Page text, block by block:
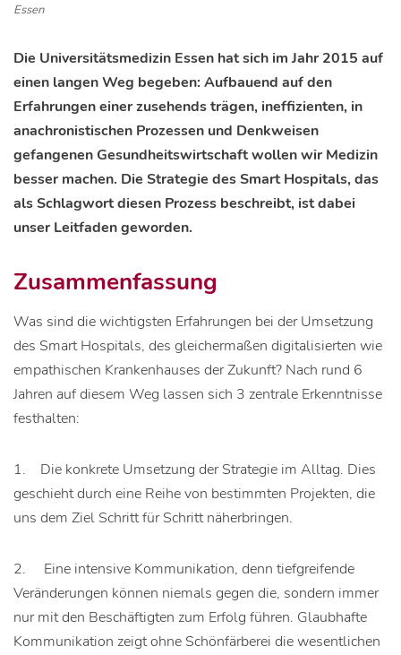
Essen
Die Universitätsmedizin Essen hat sich im Jahr 2015 auf
einen langen Weg begeben: Aufbauend auf den
Erfahrungen einer zusehends trägen, ineffizienten, in
anachronistischen Prozessen und Denkweisen
gefangenen Gesundheitswirtschaft wollen wir Medizin
besser machen. Die Strategie des Smart Hospitals, das
als Schlagwort diesen Prozess beschreibt, ist dabei
unser Leitfaden geworden.
Zusammenfassung
Was sind die wichtigsten Erfahrungen bei der Umsetzung
des Smart Hospitals, des gleichermaßen digitalisierten wie
empathischen Krankenhauses der Zukunft? Nach rund 6
Jahren auf diesem Weg lassen sich 3 zentrale Erkenntnisse
festhalten:
1. Die konkrete Umsetzung der Strategie im Alltag. Dies
geschieht durch eine Reihe von bestimmten Projekten, die
uns dem Ziel Schritt für Schritt näherbringen.
2. Eine intensive Kommunikation, denn tiefgreifende
Veränderungen können niemals gegen die, sondern immer
nur mit den Beschäftigten zum Erfolg führen. Glaubhafte
Kommunikation zeigt ohne Schönfärberei die wesentlichen